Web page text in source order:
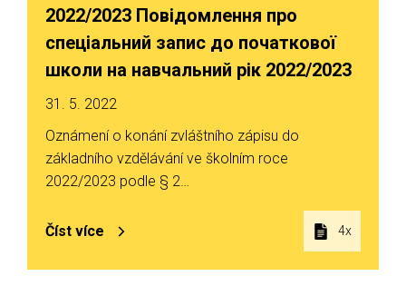
2022/2023 Повідомлення про
спеціальний запис до початкової
школи на навчальний рік 2022/2023
31. 5. 2022
Oznámení o konání zvláštního zápisu do
základního vzdělávání ve školním roce
2022/2023 podle § 2…
Číst více 4x